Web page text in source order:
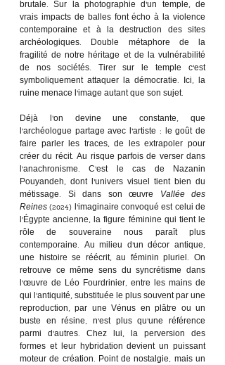
brutale. Sur la photographie d’un temple, de
vrais impacts de balles font écho à la violence
contemporaine et à la destruction des sites
archéologiques. Double métaphore de la
fragilité de notre héritage et de la vulnérabilité
de nos sociétés. Tirer sur le temple c’est
symboliquement attaquer la démocratie. Ici, la
ruine menace l’image autant que son sujet.
Déjà l’on devine une constante, que
l’archéologue partage avec l’artiste : le goût de
faire parler les traces, de les extrapoler pour
créer du récit. Au risque parfois de verser dans
l’anachronisme. C’est le cas de Nazanin
Pouyandeh, dont l’univers visuel tient bien du
métissage. Si dans son œuvre
Vallée des
Reines (2024) l’imaginaire convoqué est celui de
l’Égypte ancienne, la figure féminine qui tient le
rôle de souveraine nous paraît plus
contemporaine. Au milieu d’un décor antique,
une histoire se réécrit, au féminin pluriel. On
retrouve ce même sens du syncrétisme dans
l’œuvre de Léo Fourdrinier, entre les mains de
qui l’antiquité, substituée le plus souvent par une
reproduction, par une Vénus en plâtre ou un
buste en résine, n’est plus qu’une référence
parmi d’autres. Chez lui, la perversion des
formes et leur hybridation devient un puissant
moteur de création. Point de nostalgie, mais un